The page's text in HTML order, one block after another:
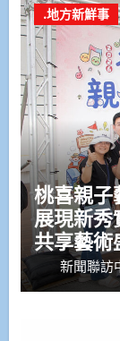
.地方新鮮事
桃喜親子
展現新秀
共享藝術
新聞聯訪